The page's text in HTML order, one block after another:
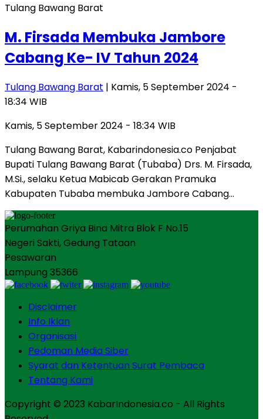
Tulang Bawang Barat
M. Firsada Membuka Jambore
Cabang Ke- IV Tahun 2024
Tulang Bawang Barat | Kamis, 5 September 2024 -
18:34 WIB
Kamis, 5 September 2024 - 18:34 WIB
Tulang Bawang Barat, Kabarindonesia.co Penjabat
Bupati Tulang Bawang Barat (Tubaba) Drs. M. Firsada,
M.Si., selaku Ketua Mabicab Gerakan Pramuka
Kabupaten Tubaba membuka Jambore Cabang…
Perumahan Griya Bina Mitra Blok F No.15
Negeri Sakti, Gedung Tataan
Pesawaran
Lampung 35366
Disclaimer
Info Iklan
Organisasi
Pedoman Media Siber
Syarat dan Ketentuan Surat Pembaca
Tentang Kami
Copyright © 2023 KabarIndonesia.co - All Rights